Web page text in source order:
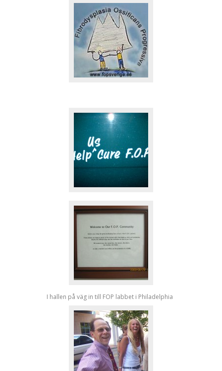
I hallen på väg in till FOP labbet i Philadelphia